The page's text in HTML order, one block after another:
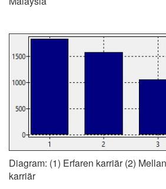
Diagram: (1) Erfaren karriär (2)
karriär